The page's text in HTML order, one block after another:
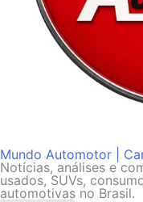
Mundo Automotor |
Notícias, análises e
usados, SUVs,
automotivas no Brasil.